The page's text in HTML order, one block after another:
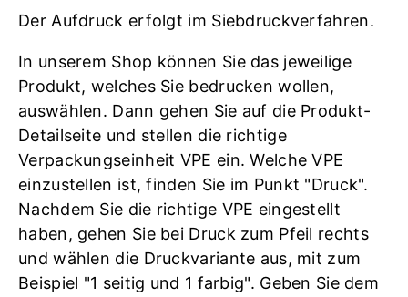
Der Aufdruck erfolgt im Siebdruckverfahren.
In unserem Shop können Sie das jeweilige
Produkt, welches Sie bedrucken wollen,
auswählen. Dann gehen Sie auf die Produkt-
Detailseite und stellen die richtige
Verpackungseinheit VPE ein. Welche VPE
einzustellen ist, finden Sie im Punkt "Druck".
Nachdem Sie die richtige VPE eingestellt
haben, gehen Sie bei Druck zum Pfeil rechts
und wählen die Druckvariante aus, mit zum
Beispiel "1 seitig und 1 farbig". Geben Sie dem